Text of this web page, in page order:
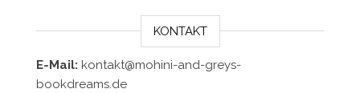
KONTAKT
E-Mail: kontakt@mohini-and-greys-
bookdreams.de